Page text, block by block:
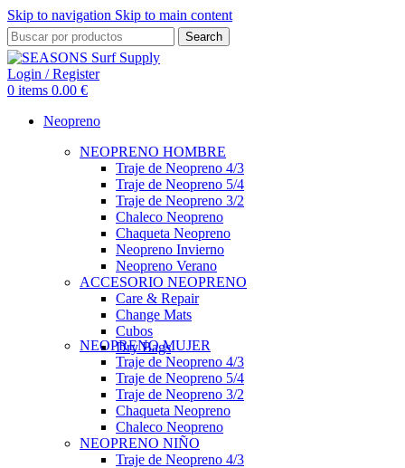
Skip to navigation Skip to main content
Search
Login / Register
0 items 0.00 €
Neopreno
NEOPRENO HOMBRE
Traje de Neopreno 4/3
Traje de Neopreno 5/4
Traje de Neopreno 3/2
Chaleco Neopreno
Chaqueta Neopreno
Neopreno Invierno
Neopreno Verano
ACCESORIO NEOPRENO
Care & Repair
Change Mats
Cubos
Dry Bags
NEOPRENO MUJER
Traje de Neopreno 4/3
Traje de Neopreno 5/4
Traje de Neopreno 3/2
Chaqueta Neopreno
Chaleco Neopreno
NEOPRENO NIÑO
Traje de Neopreno 4/3